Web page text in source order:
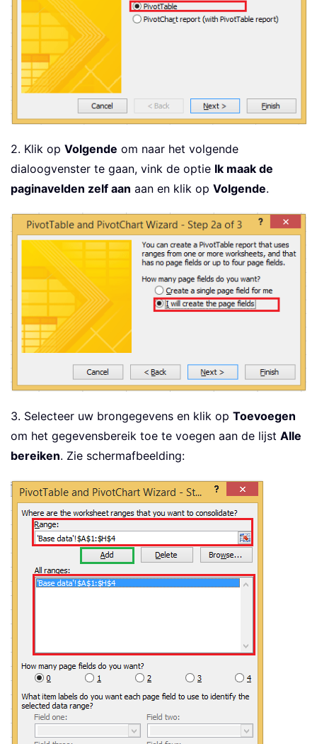
2. Klik op Volgende om naar het volgende
dialoogvenster te gaan, vink de optie Ik maak de
paginavelden zelf aan aan en klik op Volgende.
3. Selecteer uw brongegevens en klik op Toevoegen
om het gegevensbereik toe te voegen aan de lijst Alle
bereiken. Zie schermafbeelding: